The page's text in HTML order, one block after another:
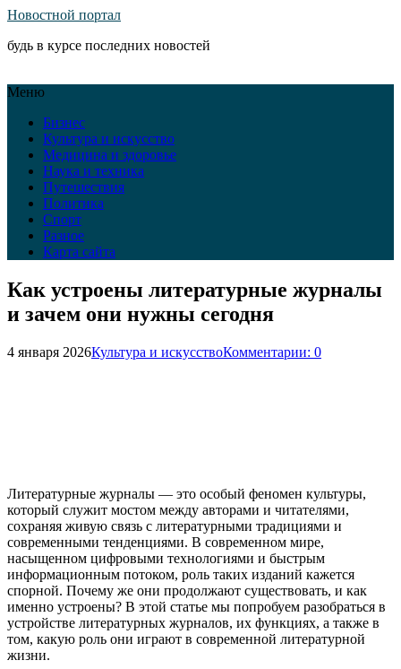
Новостной портал
будь в курсе последних новостей
Меню
Бизнес
Культура и искусство
Медицина и здоровье
Наука и техника
Путешествия
Политика
Спорт
Разное
Карта сайта
Как устроены литературные журналы
и зачем они нужны сегодня
4 января 2026Культура и искусствоКомментарии: 0
Литературные журналы — это особый феномен культуры,
который служит мостом между авторами и читателями,
сохраняя живую связь с литературными традициями и
современными тенденциями. В современном мире,
насыщенном цифровыми технологиями и быстрым
информационным потоком, роль таких изданий кажется
спорной. Почему же они продолжают существовать, и как
именно устроены? В этой статье мы попробуем разобраться в
устройстве литературных журналов, их функциях, а также в
том, какую роль они играют в современной литературной
жизни.